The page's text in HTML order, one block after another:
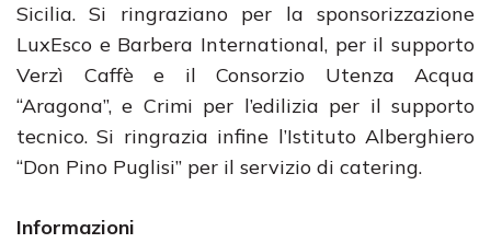
Sicilia. Si ringraziano per la sponsorizzazione
LuxEsco e Barbera International, per il supporto
Verzì Caffè e il Consorzio Utenza Acqua
“Aragona”, e Crimi per l’edilizia per il supporto
tecnico. Si ringrazia infine l’Istituto Alberghiero
“Don Pino Puglisi” per il servizio di catering.
Informazioni